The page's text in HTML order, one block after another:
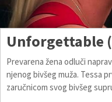
Unforgettable
Prevarena žena odluči
njenog bivšeg muža. Tessa
zaručnicom svog bivšeg